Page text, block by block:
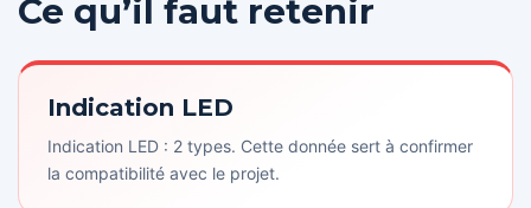
Ce qu’il faut retenir
Indication LED
Indication LED : 2 types. Cette donnée sert à confirmer
la compatibilité avec le projet.